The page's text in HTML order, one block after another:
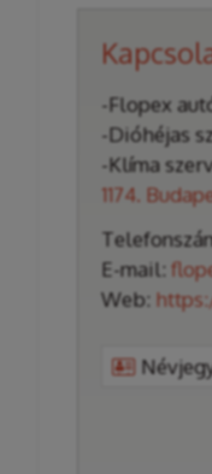
-Flopex
-Dióhéjas
-Klíma
1174.
E-mail:
Web: